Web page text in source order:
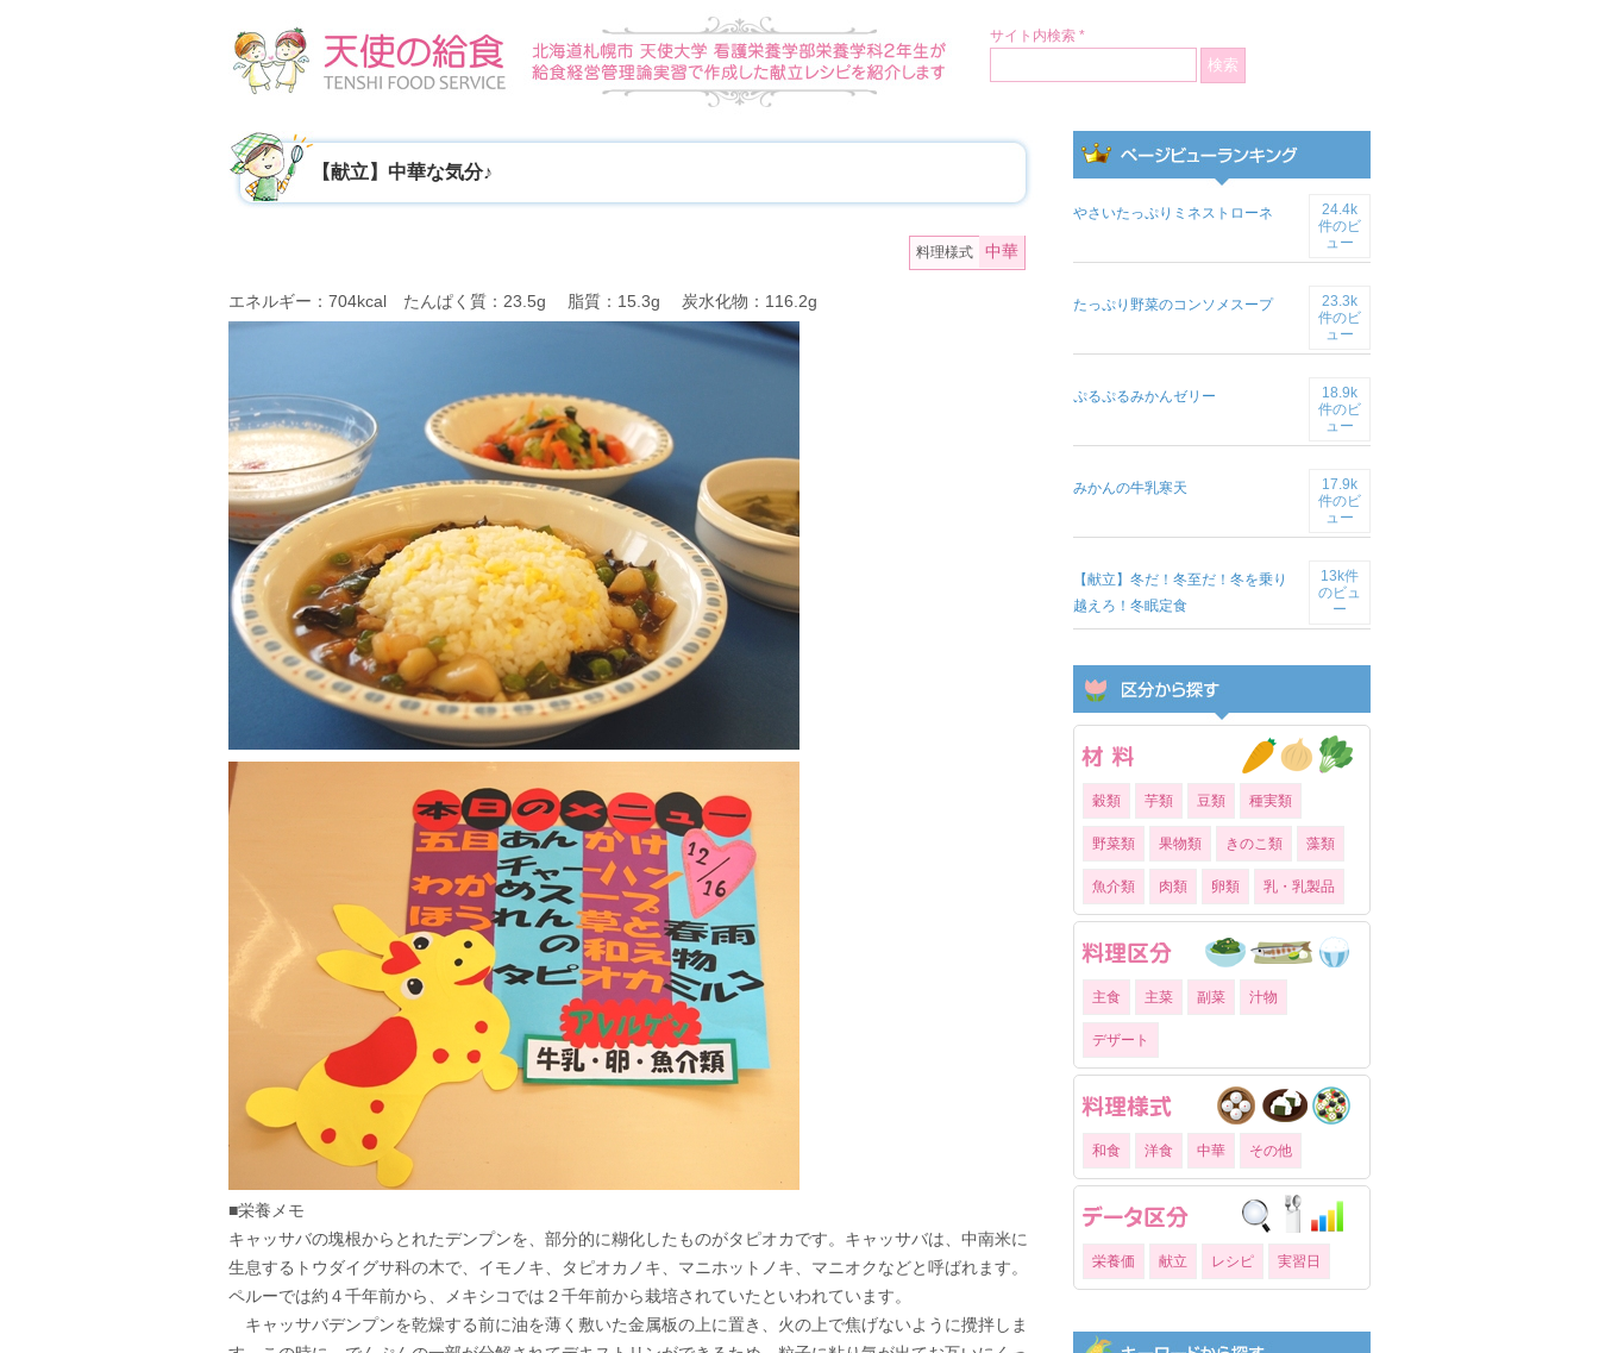
サイト内検索 *
【献立】中華な気分♪
料理様式 中華
エネルギー：704kcal たんぱく質：23.5g 脂質：15.3g 炭水化物：116.2g
■栄養メモ
キャッサバの塊根からとれたデンプンを、部分的に糊化したものがタピオカです。キャッサバは、中南米に
生息するトウダイグサ科の木で、イモノキ、タピオカノキ、マニホットノキ、マニオクなどと呼ばれます。
ペルーでは約４千年前から、メキシコでは２千年前から栽培されていたといわれています。
キャッサバデンプンを乾燥する前に油を薄く敷いた金属板の上に置き、火の上で焦げないように攪拌しま
やさいたっぷりミネストローネ
24.4k
件のビ
ュー
たっぷり野菜のコンソメスープ
23.3k
件のビ
ュー
ぷるぷるみかんゼリー
18.9k
件のビ
ュー
みかんの牛乳寒天
17.9k
件のビ
ュー
【献立】冬だ！冬至だ！冬を乗り
越えろ！冬眠定食
13k件
のビュ
ー
穀類 芋類 豆類 種実類
野菜類 果物類 きのこ類 藻類
魚介類 肉類 卵類 乳・乳製品
主食 主菜 副菜 汁物
デザート
和食 洋食 中華 その他
栄養価 献立 レシピ 実習日